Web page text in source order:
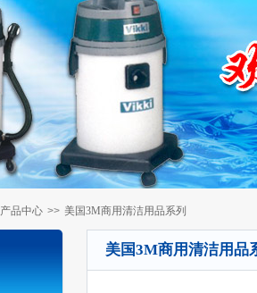
产品中心 >> 美国3M商用清洁用品系列
美国3M商用清洁用品